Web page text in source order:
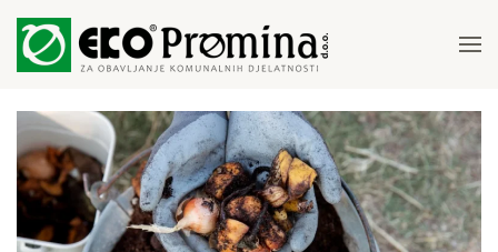
Skip to main content